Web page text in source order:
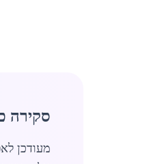
סקירה